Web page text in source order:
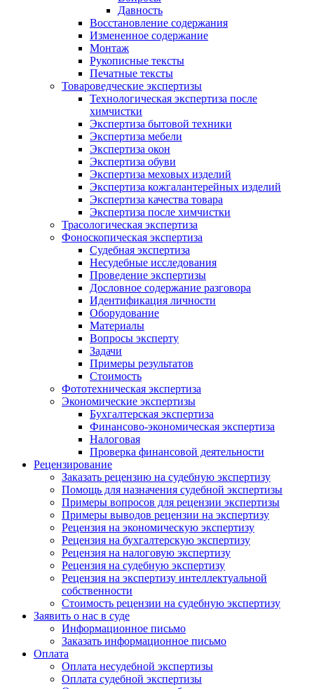
Давность
Восстановление содержания
Измененное содержание
Монтаж
Рукописные тексты
Печатные тексты
Товароведческие экспертизы
Технологическая экспертиза после
химчистки
Экспертиза бытовой техники
Экспертиза мебели
Экспертиза окон
Экспертиза обуви
Экспертиза меховых изделий
Экспертиза кожгалантерейных изделий
Экспертиза качества товара
Экспертиза после химчистки
Трасологическая экспертиза
Фоноскопическая экспертиза
Судебная экспертиза
Несудебные исследования
Проведение экспертизы
Дословное содержание разговора
Идентификация личности
Оборудование
Материалы
Вопросы эксперту
Задачи
Примеры результатов
Стоимость
Фототехническая экспертиза
Экономические экспертизы
Бухгалтерская экспертиза
Финансово-экономическая экспертиза
Налоговая
Проверка финансовой деятельности
Рецензирование
Заказать рецензию на судебную экспертизу
Помощь для назначения судебной экспертизы
Примеры вопросов для рецензии экспертизы
Примеры выводов рецензии на экспертизу
Рецензия на экономическую экспертизу
Рецензия на бухгалтерскую экспертизу
Рецензия на налоговую экспертизу
Рецензия на судебную экспертизу
Рецензия на экспертизу интеллектуальной
собственности
Стоимость рецензии на судебную экспертизу
Заявить о нас в суде
Информационное письмо
Заказать информационное письмо
Оплата
Оплата несудебной экспертизы
Оплата судебной экспертизы